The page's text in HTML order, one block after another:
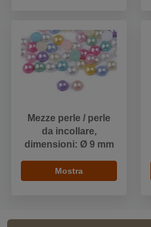
Mezze perle / perle
da incollare,
dimensioni: Ø 9 mm
Mostra